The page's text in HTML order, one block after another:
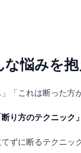
悩みを
これは断った方
り方のテクニック
ずに断るテクニッ